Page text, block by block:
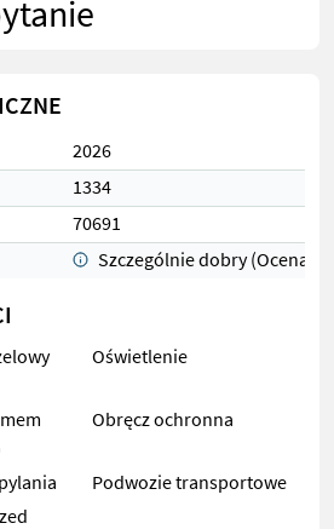
2026
1334
70691
Szczególnie dobry (Ocena 1)
Oświetlenie
Obręcz ochronna
Podwozie transportowe